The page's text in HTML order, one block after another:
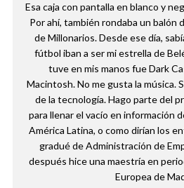
Esa caja con pantalla en blanco y
Por ahí, también rondaba un balón
de Millonarios. Desde ese día,
fútbol iban a ser mi estrella de
tuve en mis manos fue Dark
Macintosh. No me gusta la música.
de la tecnología. Hago parte del
para llenar el vacío en información
América Latina, o como dirían los
gradué de Administración de
después hice una maestría en
Europea de